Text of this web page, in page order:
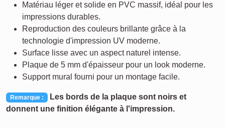
Matériau léger et solide en PVC massif, idéal pour les
impressions durables.
Reproduction des couleurs brillante grâce à la
technologie d'impression UV moderne.
Surface lisse avec un aspect naturel intense.
Plaque de 5 mm d'épaisseur pour un look moderne.
Support mural fourni pour un montage facile.
Remarque :
Les bords de la plaque sont noirs et
donnent une finition élégante à l'impression.